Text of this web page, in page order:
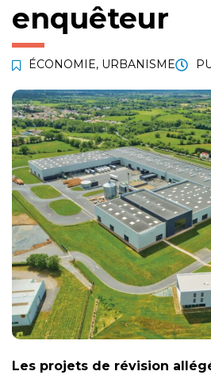
enquêteur
ÉCONOMIE, URBANISME
Les projets de révision